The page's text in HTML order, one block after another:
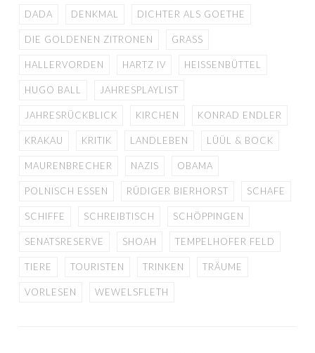
DADA DENKMAL DICHTER ALS GOETHE
DIE GOLDENEN ZITRONEN GRASS
HALLERVORDEN HARTZ IV HEISSENBÜTTEL
HUGO BALL JAHRESPLAYLIST
JAHRESRÜCKBLICK KIRCHEN KONRAD ENDLER
KRAKAU KRITIK LANDLEBEN LÜÜL & BOCK
MAURENBRECHER NAZIS OBAMA
POLNISCH ESSEN RÜDIGER BIERHORST SCHAFE
SCHIFFE SCHREIBTISCH SCHÖPPINGEN
SENATSRESERVE SHOAH TEMPELHOFER FELD
TIERE TOURISTEN TRINKEN TRÄUME
VORLESEN WEWELSFLETH